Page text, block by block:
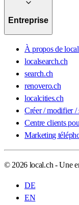
Entreprise
À propos de
localsearch.ch
search.ch
renovero.ch
localcities.ch
Créer / modifier
Centre clients
Marketing
© 2026 local.ch - Une
DE
EN